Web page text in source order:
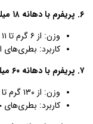
۶. پریفرم با دهانه ۱۸ میلی‌متر:
وزن: از ۶ گرم تا ۱۱ گرم
کاربرد:
۷. پریفرم با دهانه ۶۰ میلی‌متر:
وزن: از ۱۳۰ گرم تا ۲۳۰ گرم
کاربرد: